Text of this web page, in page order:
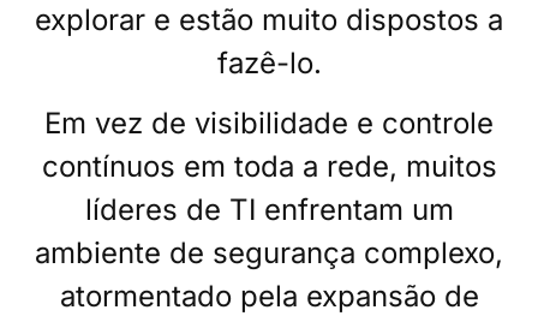
explorar e estão muito dispostos a
fazê-lo.
Em vez de visibilidade e controle
contínuos em toda a rede, muitos
líderes de TI enfrentam um
ambiente de segurança complexo,
atormentado pela expansão de